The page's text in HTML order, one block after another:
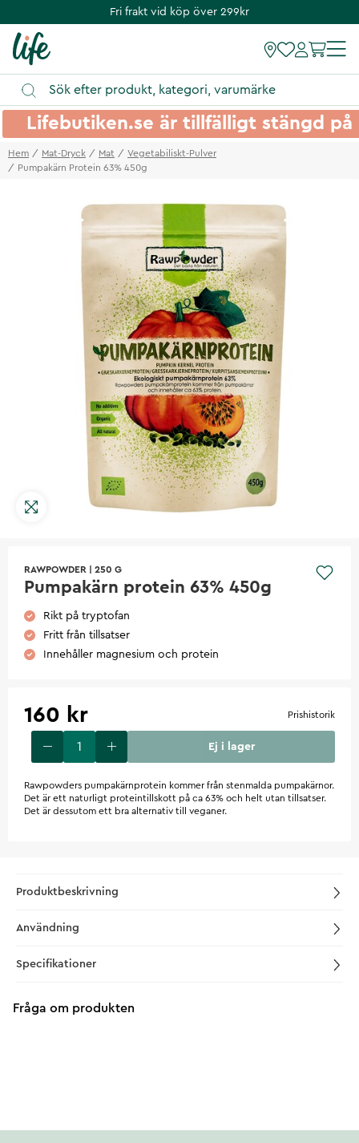
Fri frakt vid köp över 299kr
Lifebutiken.se är tillfälligt stängd
Hem Mat-Dryck Mat
Vegetabiliskt-Pulver
Pumpakärn Protein 63% 450g
RAWPOWDER 250 G
Pumpakärn protein 63% 450g
Rikt på tryptofan
Fritt från tillsatser
Innehåller magnesium och protein
160 kr Prishistorik
Ej i lager
Rawpowders pumpakärnprotein kommer från stenmalda pumpakärnor.
Det är ett naturligt proteintillskott på ca 63% och helt utan tillsatser.
Det är dessutom ett bra alternativ till veganer.
Produktbeskrivning
Användning
Specifikationer
Fråga om produkten